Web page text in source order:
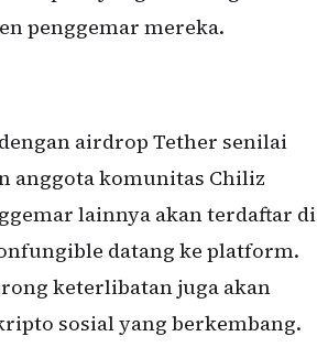
penggemar mereka.
airdrop Tether senilai
anggota komunitas Chiliz
lainnya akan terdaftar di
datang ke platform.
keterlibatan juga akan
sosial yang berkembang.